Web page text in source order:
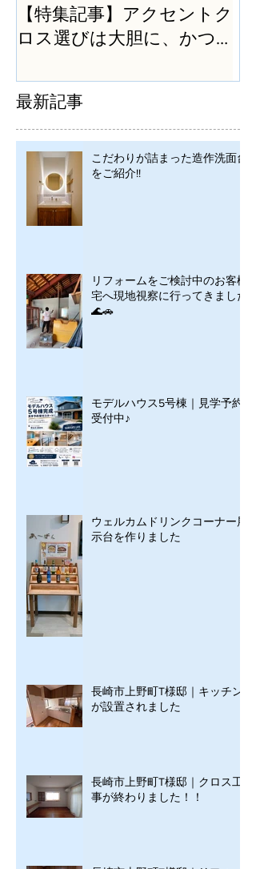
【特集記事】アクセントク
ロス選びは大胆に、かつ
最新記事
こだわりが詰まった造作洗面台
をご紹介!!
リフォームをご検討中のお客様
宅へ現地視察に行ってきました
🌊🚗
モデルハウス5号棟｜見学予約
受付中♪
ウェルカムドリンクコーナー展
示台を作りました
長崎市上野町T様邸｜キッチン
が設置されました
長崎市上野町T様邸｜クロス工
事が終わりました！！